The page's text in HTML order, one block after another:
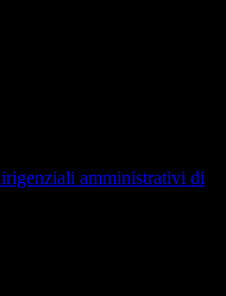
amministrativi di